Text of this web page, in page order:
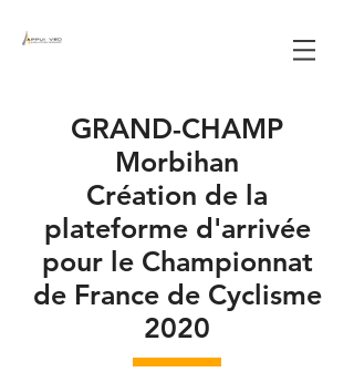
GRAND-CHAMP
Morbihan
Création de la
plateforme d'arrivée
pour le Championnat
de France de Cyclisme
2020